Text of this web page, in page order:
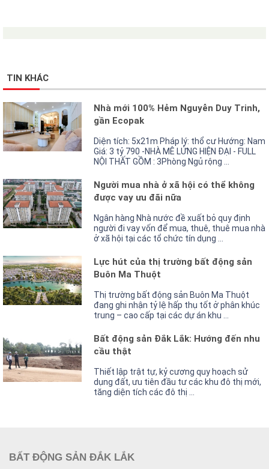
TIN KHÁC
Nhà mới 100% Hẻm Nguyễn Duy Trinh,
gần Ecopak
Diện tích: 5x21m Pháp lý: thổ cư Hướng: Nam
Giá: 3 tỷ 790 -NHÀ MÊ LỬNG HIỆN ĐẠI - FULL
NỘI THẤT GỒM : 3Phòng Ngủ rộng ...
Người mua nhà ở xã hội có thể không
được vay ưu đãi nữa
Ngân hàng Nhà nước đề xuất bỏ quy định
người đi vay vốn để mua, thuê, thuê mua nhà
ở xã hội tại các tổ chức tín dụng ...
Lực hút của thị trường bất động sản
Buôn Ma Thuột
Thị trường bất động sản Buôn Ma Thuột
đang ghi nhận tỷ lệ hấp thụ tốt ở phân khúc
trung – cao cấp tại các dự án khu ...
Bất động sản Đắk Lắk: Hướng đến nhu
cầu thật
Thiết lập trật tự, kỷ cương quy hoạch sử
dụng đất, ưu tiên đầu tư các khu đô thị mới,
tăng diện tích các đô thị ...
BẤT ĐỘNG SẢN ĐẮK LẮK